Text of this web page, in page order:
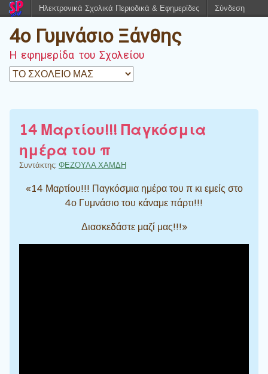
4o Γυμνάσιο Ξάνθης
Η εφημερίδα του Σχολείου
14 Μαρτίου!!! Παγκόσμια
ημέρα του π
Συντάκτης: ΦΕΖΟΥΛΑ ΧΑΜΔΗ
«14 Μαρτίου!!! Παγκόσμια ημέρα του π κι εμείς στο
4ο Γυμνάσιο του κάναμε πάρτι!!!
Διασκεδάστε μαζί μας!!!»
Ηλεκτρονικά Σχολικά Περιοδικά & Εφημερίδες Σύνδεση